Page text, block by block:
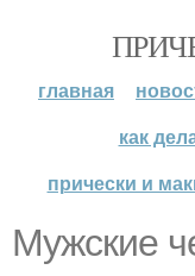
главная
как
прически и
Мужские